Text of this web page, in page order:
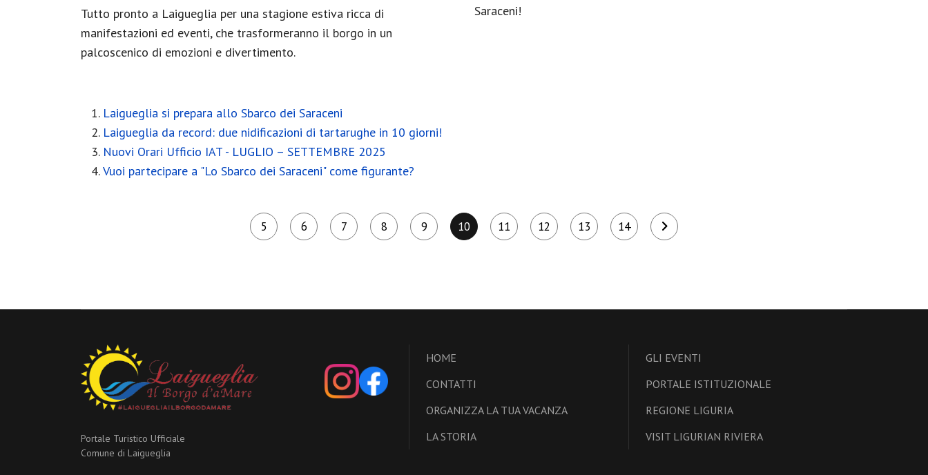
Tutto pronto a Laigueglia per una stagione estiva ricca di
manifestazioni ed eventi, che trasformeranno il borgo in un
palcoscenico di emozioni e divertimento.
Saraceni!
Laigueglia si prepara allo Sbarco dei Saraceni
Laigueglia da record: due nidificazioni di tartarughe in 10 giorni!
Nuovi Orari Ufficio IAT - LUGLIO – SETTEMBRE 2025
Vuoi partecipare a "Lo Sbarco dei Saraceni" come figurante?
5 6 7 8 9 10 11 12 13 14
Portale Turistico Ufficiale
Comune di Laigueglia
HOME
GLI EVENTI
CONTATTI
PORTALE ISTITUZIONALE
ORGANIZZA LA TUA VACANZA
REGIONE LIGURIA
LA STORIA
VISIT LIGURIAN RIVIERA